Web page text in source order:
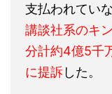
支払われてい
講談社系のキ
分計約4億5千
に提訴した。